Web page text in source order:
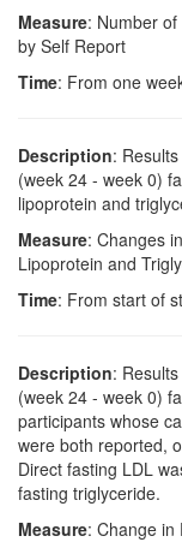
Measure: Number
by Self Report
Time: From one
Description:
(week 24 - week 0)
lipoprotein and
Measure: Changes
Lipoprotein and
Time: From start of
Description:
(week 24 - week 0)
participants whose
were both reported,
Direct fasting LDL
fasting triglyceride.
Measure: Change in